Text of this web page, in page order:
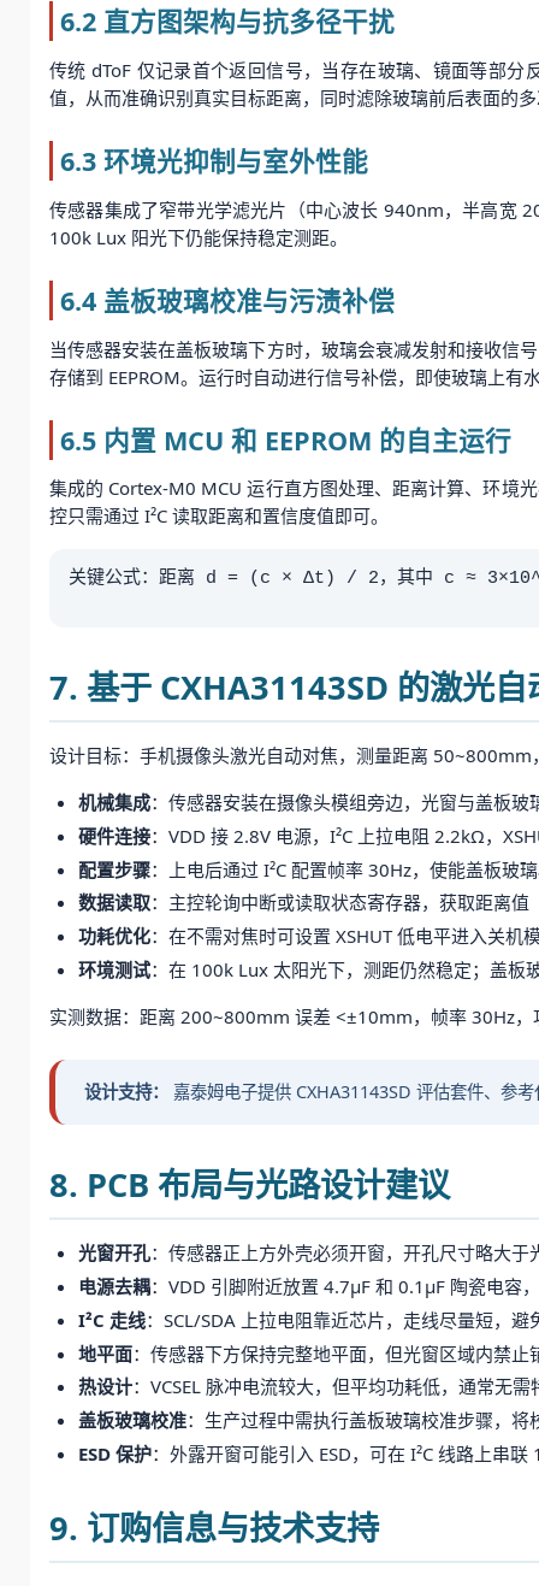
6.2 直方图架构与抗多径干扰
传统 dToF 仅记录首个返回信号，当存在玻璃、镜面等部
值，从而准确识别真实目标距离，同时滤除玻璃前后表面的
6.3 环境光抑制与室外性能
传感器集成了窄带光学滤光片（中心波长 940nm，半高宽
100k Lux 阳光下仍能保持稳定测距。
6.4 盖板玻璃校准与污渍补偿
当传感器安装在盖板玻璃下方时，玻璃会衰减发射和接收信
存储到 EEPROM。运行时自动进行信号补偿，即使玻璃上有
6.5 内置 MCU 和 EEPROM 的自主运行
集成的 Cortex-M0 MCU 运行直方图处理、距离计算、环境
控只需通过 I²C 读取距离和置信度值即可。
关键公式：距离 d = (c × Δt) / 2，其中 c ≈ 3×10^8
7. 基于 CXHA31143SD 的激光
设计目标：手机摄像头激光自动对焦，测量距离
机械集成：传感器安装在摄像头模组旁边，光窗与盖板
硬件连接：VDD 接 2.8V 电源，I²C 上拉电阻 2.2kΩ，
配置步骤：上电后通过 I²C 配置帧率 30Hz，使能盖板玻
数据读取：主控轮询中断或读取状态寄存器，获取距离
功耗优化：在不需对焦时可设置 XSHUT 低电平进入关机
环境测试：在 100k Lux 太阳光下，测距仍然稳定；盖板
实测数据：距离 200~800mm 误差 <±10mm，帧率 30Hz
设计支持： 嘉泰姆电子提供 CXHA31143SD 评估套件、参
8. PCB 布局与光路设计建议
光窗开孔：传感器正上方外壳必须开窗，开孔尺寸略大
电源去耦：VDD 引脚附近放置 4.7μF 和 0.1μF 陶瓷电容
I²C 走线：SCL/SDA 上拉电阻靠近芯片，走线尽量短，
地平面：传感器下方保持完整地平面，但光窗区域内禁止
热设计：VCSEL 脉冲电流较大，但平均功耗低，通常无
盖板玻璃校准：生产过程中需执行盖板玻璃校准步骤，
ESD 保护：外露开窗可能引入 ESD，可在 I²C 线路上串
9. 订购信息与技术支持